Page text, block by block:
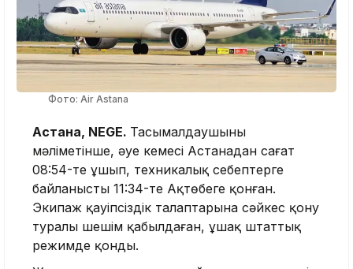
Фото: Air Astana
Астана, NEGE. Тасымалдаушының
мәліметінше, әуе кемесі Астанадан сағат
08:54-те ұшып, техникалық себептерге
байланысты 11:34-те Ақтөбеге қонған.
Экипаж қауіпсіздік талаптарына сәйкес қону
туралы шешім қабылдаған, ұшақ штаттық
режимде қонды.